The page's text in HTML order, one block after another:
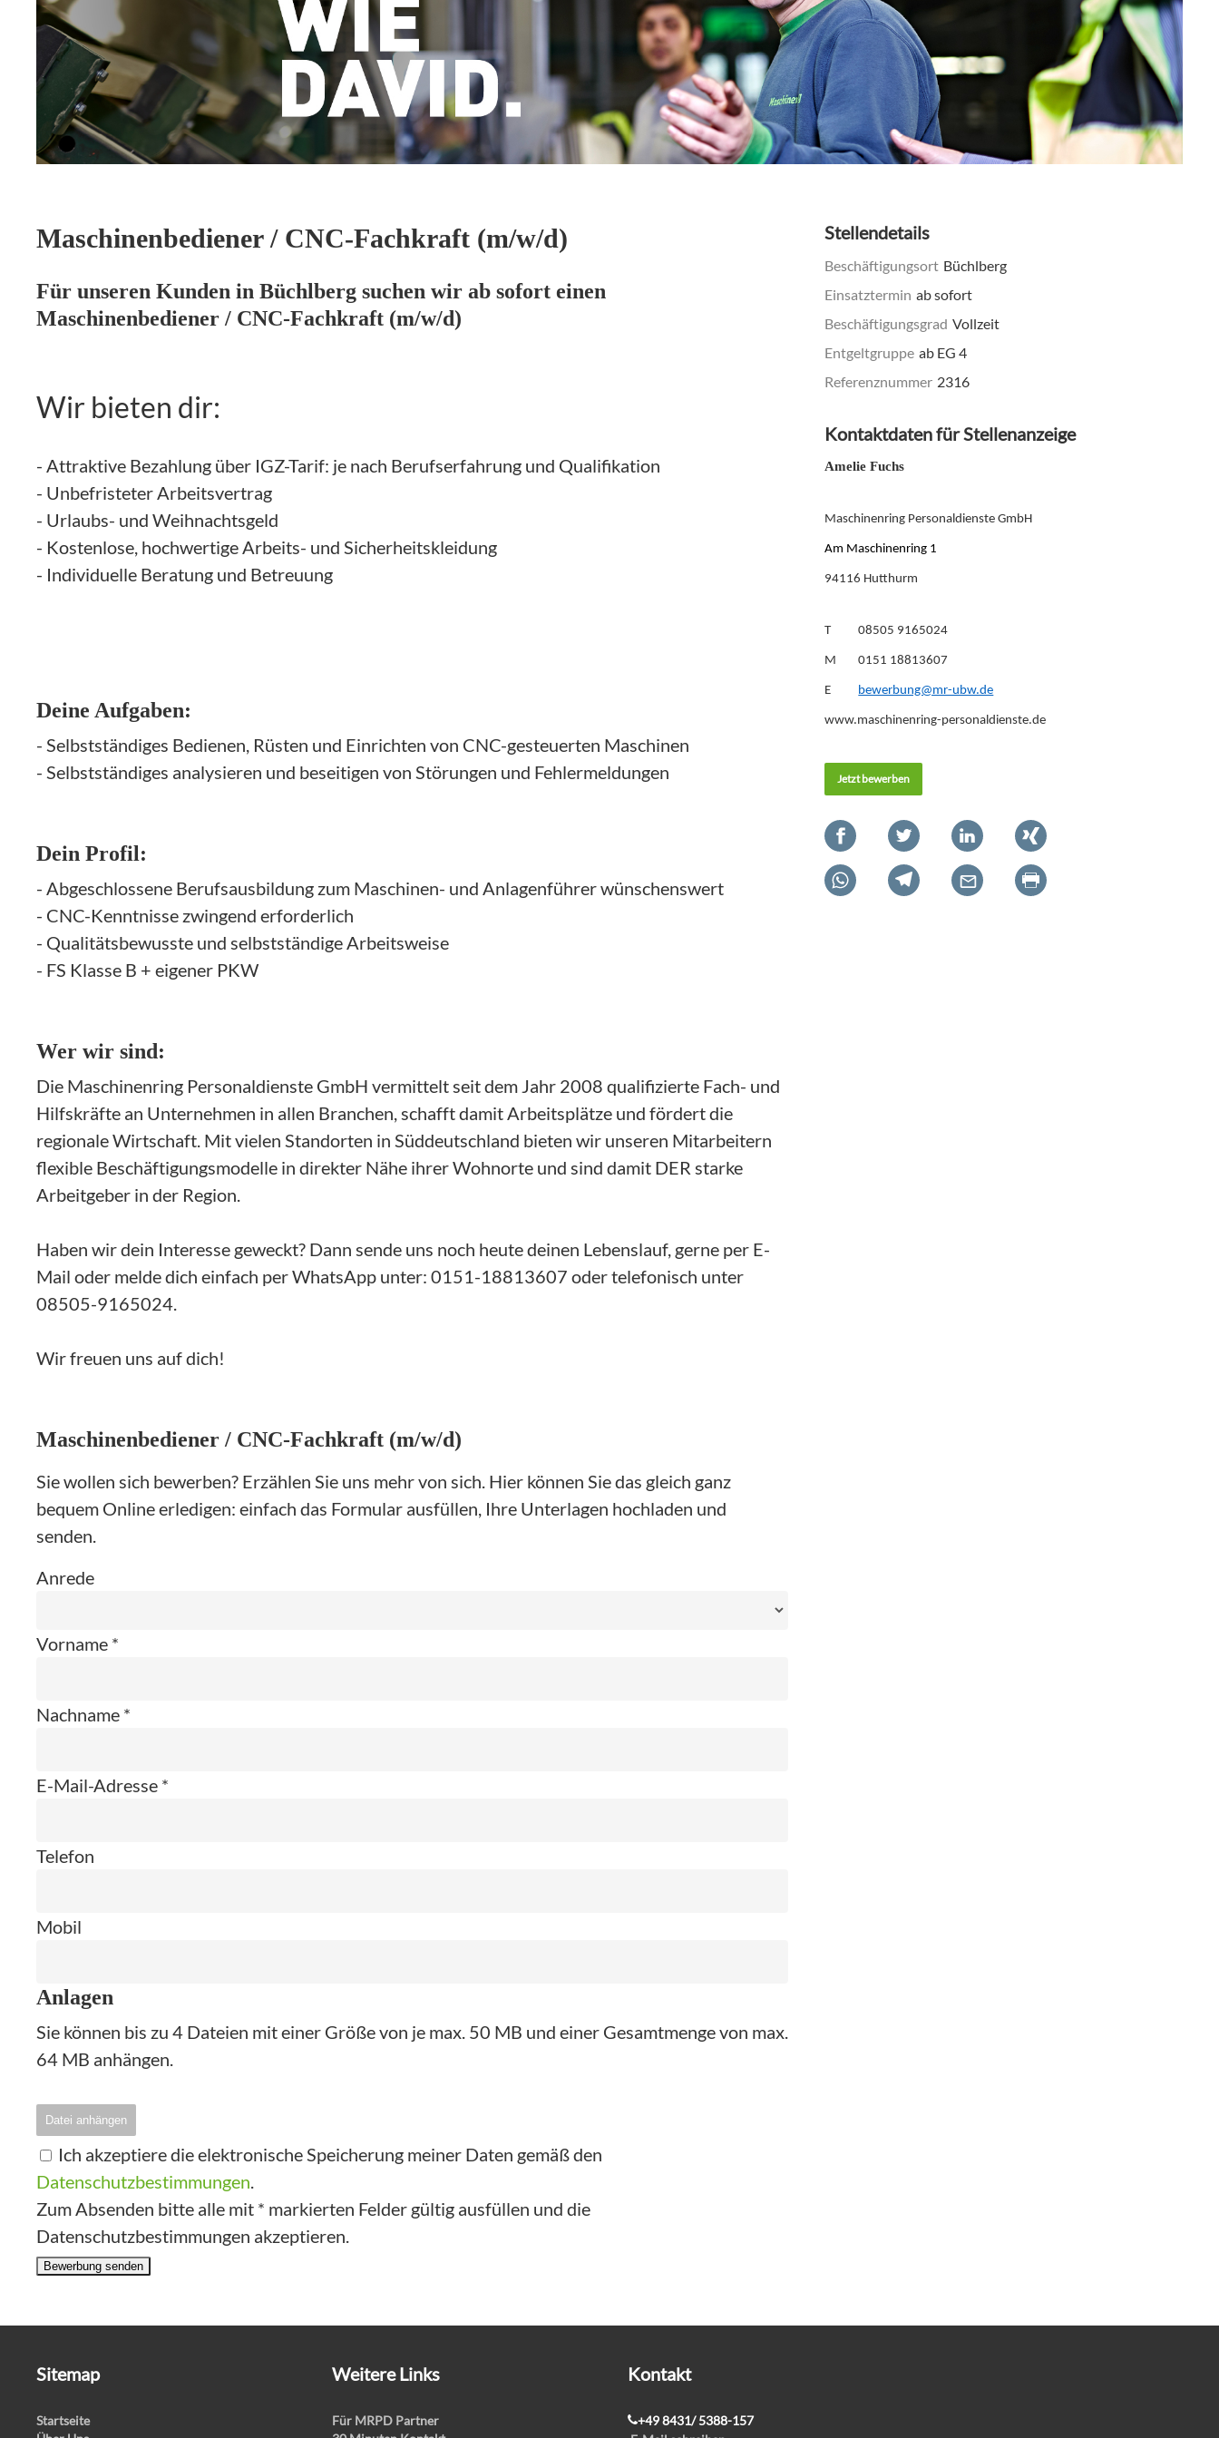
Maschinenbediener / CNC-Fachkraft (m/w/d)
Für unseren Kunden in Büchlberg suchen wir ab sofort einen
Maschinenbediener / CNC-Fachkraft (m/w/d)
Wir bieten dir:
- Attraktive Bezahlung über IGZ-Tarif: je nach Berufserfahrung und Qualifikation
- Unbefristeter Arbeitsvertrag
- Urlaubs- und Weihnachtsgeld
- Kostenlose, hochwertige Arbeits- und Sicherheitskleidung
- Individuelle Beratung und Betreuung
Deine Aufgaben:
- Selbstständiges Bedienen, Rüsten und Einrichten von CNC-gesteuerten Maschinen
- Selbstständiges analysieren und beseitigen von Störungen und Fehlermeldungen
Dein Profil:
- Abgeschlossene Berufsausbildung zum Maschinen- und Anlagenführer wünschenswert
- CNC-Kenntnisse zwingend erforderlich
- Qualitätsbewusste und selbstständige Arbeitsweise
- FS Klasse B + eigener PKW
Wer wir sind:
Die Maschinenring Personaldienste GmbH vermittelt seit dem Jahr 2008 qualifizierte Fach- und
Hilfskräfte an Unternehmen in allen Branchen, schafft damit Arbeitsplätze und fördert die
regionale Wirtschaft. Mit vielen Standorten in Süddeutschland bieten wir unseren Mitarbeitern
flexible Beschäftigungsmodelle in direkter Nähe ihrer Wohnorte und sind damit DER starke
Arbeitgeber in der Region.
Haben wir dein Interesse geweckt? Dann sende uns noch heute deinen Lebenslauf, gerne per E-
Mail oder melde dich einfach per WhatsApp unter: 0151-18813607 oder telefonisch unter
08505-9165024.
Wir freuen uns auf dich!
Stellendetails
Beschäftigungsort Büchlberg
Einsatztermin ab sofort
Beschäftigungsgrad Vollzeit
Entgeltgruppe ab EG 4
Referenznummer 2316
Kontaktdaten für Stellenanzeige
Amelie Fuchs
Maschinenring Personaldienste GmbH
Am Maschinenring 1
94116 Hutthurm
T 08505 9165024
M 0151 18813607
E bewerbung@mr-ubw.de
www.maschinenring-personaldienste.de
Jetzt bewerben
Maschinenbediener / CNC-Fachkraft (m/w/d)
Sie wollen sich bewerben? Erzählen Sie uns mehr von sich. Hier können Sie das gleich ganz
bequem Online erledigen: einfach das Formular ausfüllen, Ihre Unterlagen hochladen und
senden.
Anrede
Vorname *
Nachname *
E-Mail-Adresse *
Telefon
Mobil
Anlagen
Sie können bis zu 4 Dateien mit einer Größe von je max. 50 MB und einer Gesamtmenge von max.
64 MB anhängen.
Datei anhängen
Ich akzeptiere die elektronische Speicherung meiner Daten gemäß den
Datenschutzbestimmungen.
Zum Absenden bitte alle mit * markierten Felder gültig ausfüllen und die
Datenschutzbestimmungen akzeptieren.
Bewerbung senden
Sitemap
Startseite
Weitere Links
Für MRPD Partner
Kontakt
+49 8431/ 5388-157